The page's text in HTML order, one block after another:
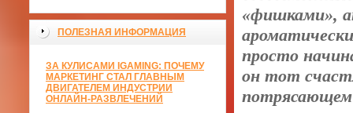
ПОЛЕЗНАЯ ИНФОРМАЦИЯ
ЗА КУЛИСАМИ IGAMING: ПОЧЕМУ
МАРКЕТИНГ СТАЛ ГЛАВНЫМ
ДВИГАТЕЛЕМ ИНДУСТРИИ
ОНЛАЙН-РАЗВЛЕЧЕНИЙ
«фишками»,
просто
он тот